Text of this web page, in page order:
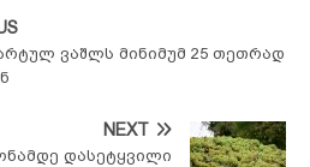
ვაშლს მინიმუმ 25 თეთრად
NEXT
დასეტყვილი